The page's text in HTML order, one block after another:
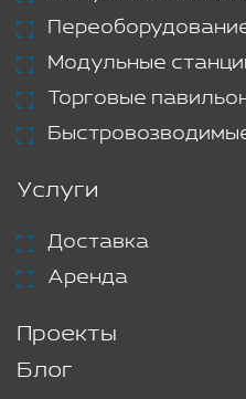
Модульные
Торговые
Услуги
Доставка
Аренда
Проекты
Блог